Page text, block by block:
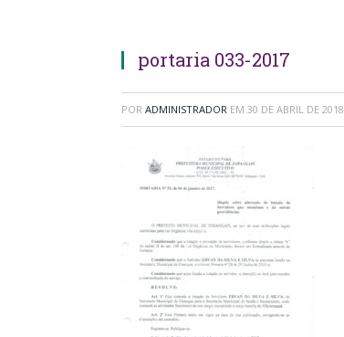
portaria 033-2017
POR ADMINISTRADOR EM 30 DE ABRIL DE 2018